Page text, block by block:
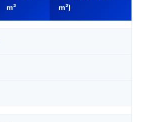
m²
m²)